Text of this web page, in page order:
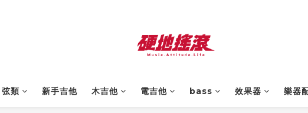
弦類 新手吉他 木吉他 電吉他 bass 效果器 樂器